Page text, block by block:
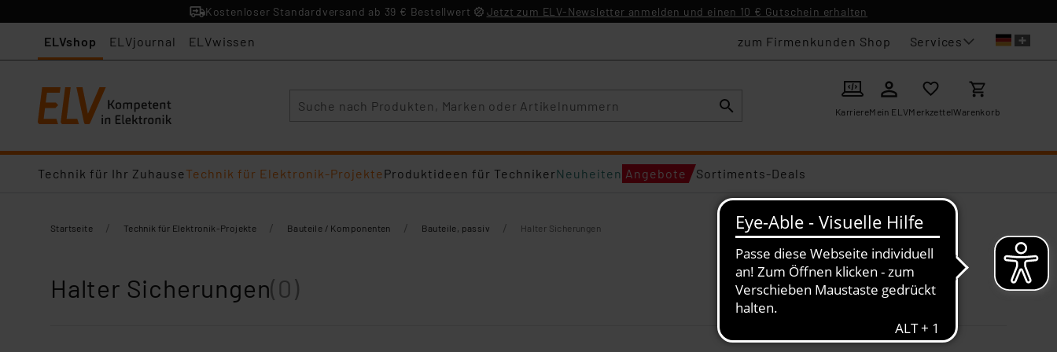
Kostenloser Standardversand ab 39 € Bestellwert Jetzt zum ELV-Newsletter anmelden und einen 10 € Gutschein erhalten
ELVshop ELVjournal ELVwissen zum Firmenkunden Shop Services
KarriereMein ELVMerkzettelWarenkorb
Technik für Ihr ZuhauseTechnik für Elektronik-ProjekteProduktideen für TechnikerNeuheiten Angebote Sortiments-Deals
Startseite / Technik für Elektronik-Projekte / Bauteile / Komponenten / Bauteile, passiv / Halter Sicherungen
Halter Sicherungen(0)